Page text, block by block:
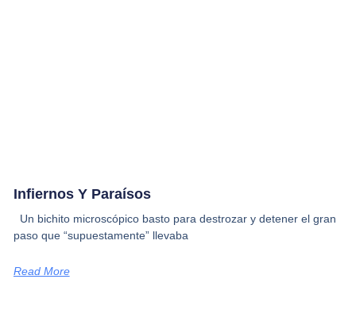
Infiernos Y Paraísos
Un bichito microscópico basto para destrozar y detener el gran
paso que “supuestamente” llevaba
Read More